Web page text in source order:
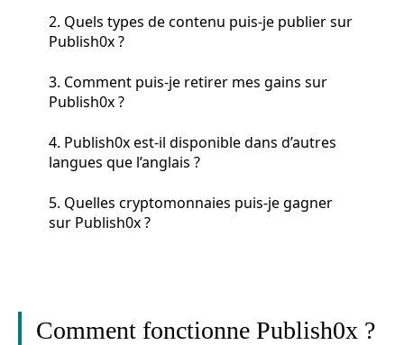
2. Quels types de contenu puis-je publier sur
Publish0x ?
3. Comment puis-je retirer mes gains sur
Publish0x ?
4. Publish0x est-il disponible dans d’autres
langues que l’anglais ?
5. Quelles cryptomonnaies puis-je gagner
sur Publish0x ?
Comment fonctionne Publish0x ?